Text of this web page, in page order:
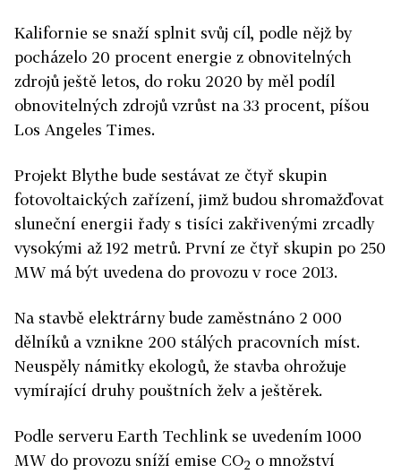
Kalifornie se snaží splnit svůj cíl, podle nějž by
pocházelo 20 procent energie z obnovitelných
zdrojů ještě letos, do roku 2020 by měl podíl
obnovitelných zdrojů vzrůst na 33 procent, píšou
Los Angeles Times.
Projekt Blythe bude sestávat ze čtyř skupin
fotovoltaických zařízení, jimž budou shromažďovat
sluneční energii řady s tisíci zakřivenými zrcadly
vysokými až 192 metrů. První ze čtyř skupin po 250
MW má být uvedena do provozu v roce 2013.
Na stavbě elektrárny bude zaměstnáno 2 000
dělníků a vznikne 200 stálých pracovních míst.
Neuspěly námitky ekologů, že stavba ohrožuje
vymírající druhy pouštních želv a ještěrek.
Podle serveru Earth Techlink se uvedením 1000
MW do provozu sníží emise CO2 o množství